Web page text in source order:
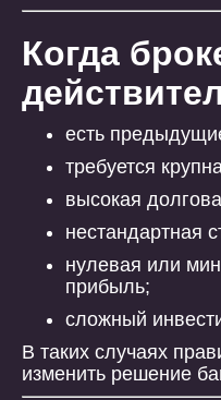
Когда
есть
требуется
высокая
нестандартная
нулевая или
прибыль;
сложный
В таких случаях
изменить решение